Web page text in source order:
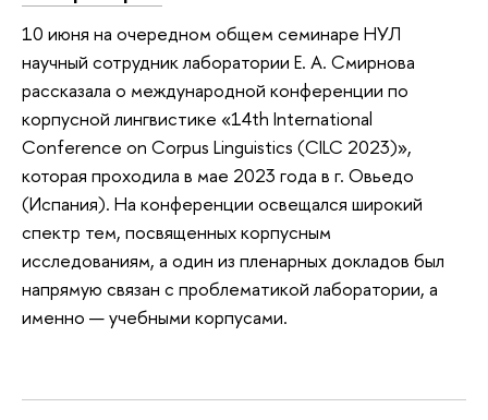
10 июня на очередном общем семинаре НУЛ
научный сотрудник лаборатории Е. А. Смирнова
рассказала о международной конференции по
корпусной лингвистике «14th International
Conference on Corpus Linguistics (CILC 2023)»,
которая проходила в мае 2023 года в г. Овьедо
(Испания). На конференции освещался широкий
спектр тем, посвященных корпусным
исследованиям, а один из пленарных докладов был
напрямую связан с проблематикой лаборатории, а
именно — учебными корпусами.